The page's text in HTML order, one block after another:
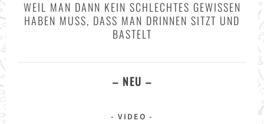
WEIL MAN DANN KEIN SCHLECHTES GEWISSEN
HABEN MUSS, DASS MAN DRINNEN SITZT UND
BASTELT
– NEU –
VIDEO